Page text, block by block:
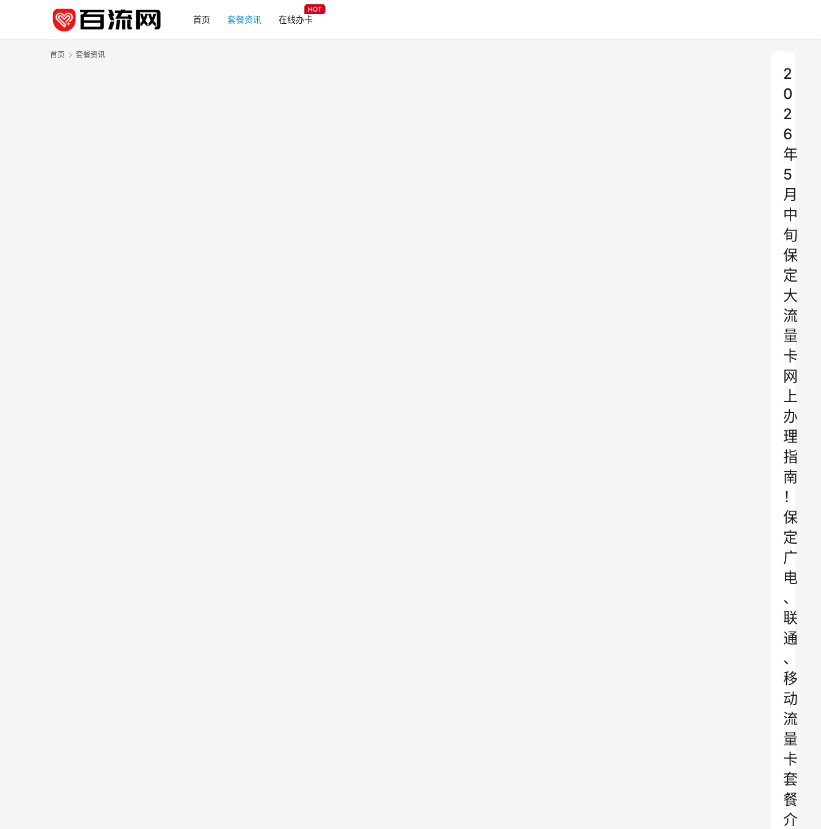
首页 套餐资讯 在线办卡
HOT
首页 套餐资讯
2
0
2
6
年
5
月
中
旬
保
定
大
流
量
卡
网
上
办
理
指
南
！
保
定
广
电
、
联
通
、
移
动
流
量
卡
套
餐
介